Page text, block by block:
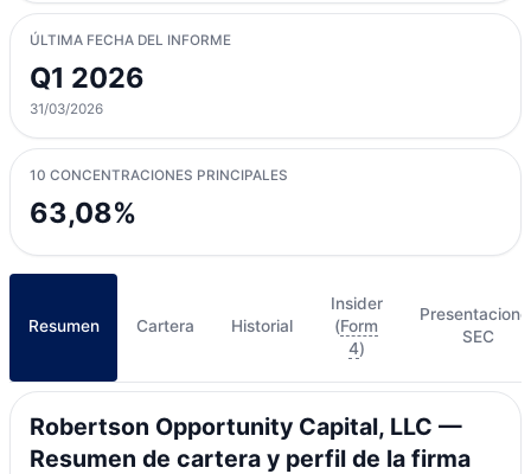
ÚLTIMA FECHA DEL INFORME
Q1 2026
31/03/2026
10 CONCENTRACIONES PRINCIPALES
63,08%
Resumen Cartera Historial
Insider
(Form
4)
SEC
Robertson Opportunity Capital, LLC —
Resumen de cartera y perfil de la firma